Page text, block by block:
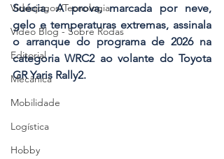
Videojogos/Tecnologia
Vídeo Blog - Sobre Rodas
Editorial
Mecânica
Mobilidade
Logística
Hobby
Suécia. A prova, marcada por neve,
gelo e temperaturas extremas, assinala
o arranque do programa de 2026 na
categoria WRC2 ao volante do Toyota
GR Yaris Rally2.